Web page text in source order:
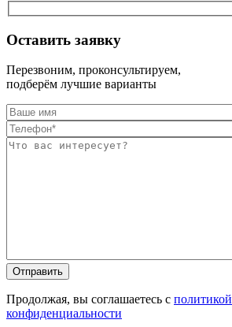
Оставить заявку
Перезвоним, проконсультируем,
подберём лучшие варианты
Продолжая, вы соглашаетесь с политикой
конфиденциальности